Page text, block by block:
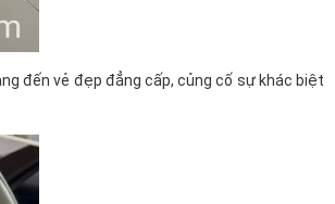
đến vẻ đẹp đẳng cấp, củng cố sự khác biệt